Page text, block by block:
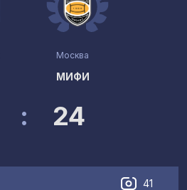
: 24
Москва
МИФИ
41